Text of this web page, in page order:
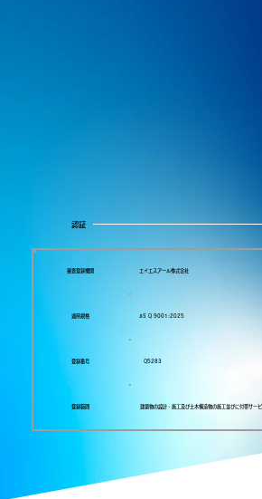
認証
JIS Q 9001:2025
Q5283
建築物の設計・施工及び土木構造物の施工並びに付帯サービ
エイエスアール株式会社
登録範囲
適用規格
審査登録機関
登録番号